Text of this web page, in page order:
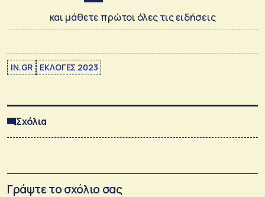
και μάθετε πρώτοι όλες τις ειδήσεις
IN.GR ΕΚΛΟΓΕΣ 2023
Σχόλια
Γράψτε το σχόλιο σας